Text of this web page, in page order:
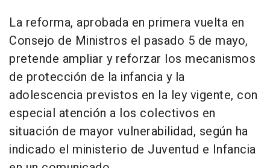
La reforma, aprobada en primera vuelta en
Consejo de Ministros el pasado 5 de mayo,
pretende ampliar y reforzar los mecanismos
de protección de la infancia y la
adolescencia previstos en la ley vigente, con
especial atención a los colectivos en
situación de mayor vulnerabilidad, según ha
indicado el ministerio de Juventud e Infancia